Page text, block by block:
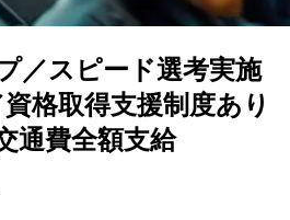
／スピード選考実施
格取得支援制度あり
通費全額支給